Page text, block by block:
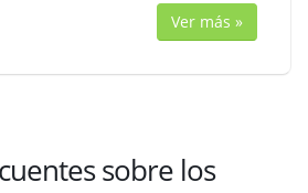
Ver más »
sobre los